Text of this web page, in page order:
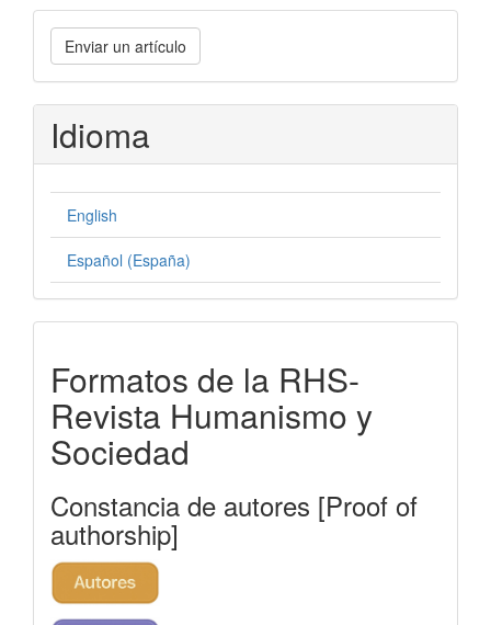
Enviar
un
artículo
Enviar un artículo
Idioma
English
Español (España)
rhs
Formatos de la RHS-
Revista Humanismo y
Sociedad
Constancia de autores [Proof of
authorship]